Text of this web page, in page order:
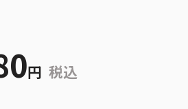
円 税込